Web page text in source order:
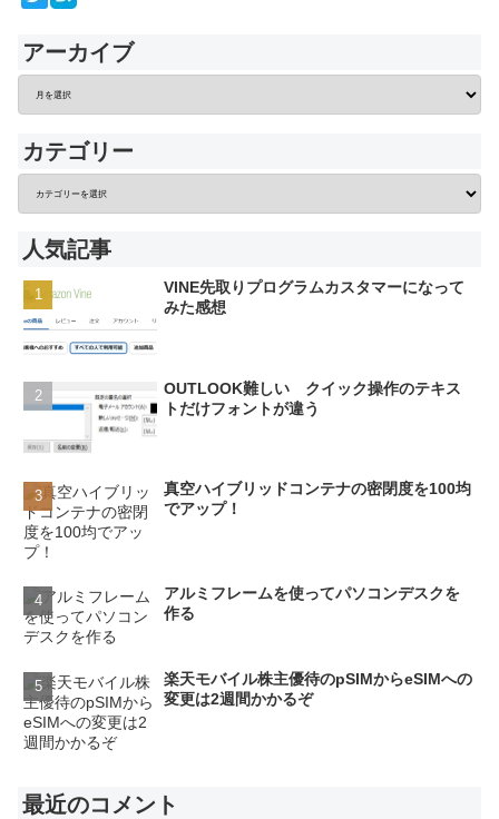
アーカイブ
カテゴリー
人気記事
VINE先取りプログラムカスタマーになって
みた感想
OUTLOOK難しい クイック操作のテキス
トだけフォントが違う
真空ハイブリッドコンテナの密閉度を100均
でアップ！
アルミフレームを使ってパソコンデスクを
作る
楽天モバイル株主優待のpSIMからeSIMへの
変更は2週間かかるぞ
最近のコメント